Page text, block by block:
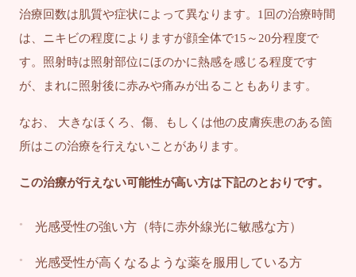
治療回数は肌質や症状によって異なります。1回の治療時間
は、ニキビの程度によりますが顔全体で15～20分程度で
す。照射時は照射部位にほのかに熱感を感じる程度です
が、まれに照射後に赤みや痛みが出ることもあります。
なお、 大きなほくろ、傷、もしくは他の皮膚疾患のある箇
所はこの治療を行えないことがあります。
この治療が行えない可能性が高い方は下記のとおりです。
光感受性の強い方（特に赤外線光に敏感な方）
光感受性が高くなるような薬を服用している方